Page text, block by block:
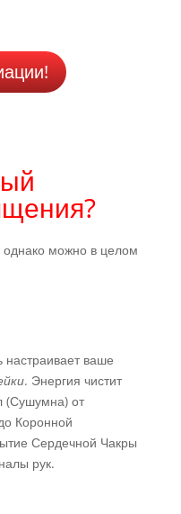
можно в целом
ваше
. Энергия чистит
(Сушумна) от
Коронной
Сердечной Чакры
рук.